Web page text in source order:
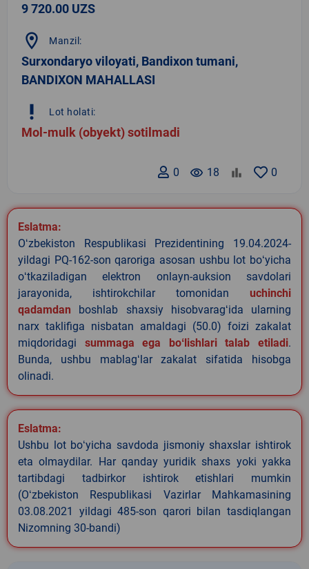
9 720.00 UZS
location_on Manzil:
Surxondaryo viloyati, Bandixon tumani,
BANDIXON MAHALLASI
priority_high Lot holati:
Mol-mulk (obyekt) sotilmadi
0
remove_red_eye 18
0
Eslatma:
Oʻzbekiston Respublikasi Prezidentining 19.04.2024-
yildagi PQ-162-son qaroriga asosan ushbu lot boʻyicha
oʻtkaziladigan elektron onlayn-auksion savdolari
jarayonida, ishtirokchilar tomonidan uchinchi
qadamdan boshlab shaxsiy hisobvaragʻida ularning
narx taklifiga nisbatan amaldagi (50.0) foizi zakalat
miqdoridagi summaga ega boʻlishlari talab etiladi.
Bunda, ushbu mablagʻlar zakalat sifatida hisobga
olinadi.
Eslatma:
Ushbu lot boʻyicha savdoda jismoniy shaxslar ishtirok
eta olmaydilar. Har qanday yuridik shaxs yoki yakka
tartibdagi tadbirkor ishtirok etishlari mumkin
(Oʻzbekiston Respublikasi Vazirlar Mahkamasining
03.08.2021 yildagi 485-son qarori bilan tasdiqlangan
Nizomning 30-bandi)